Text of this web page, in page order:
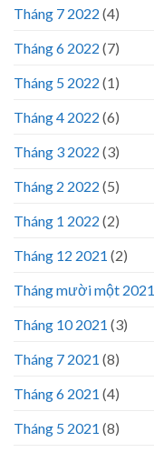
Tháng 7 2022 (4)
Tháng 6 2022 (7)
Tháng 5 2022 (1)
Tháng 4 2022 (6)
Tháng 3 2022 (3)
Tháng 2 2022 (5)
Tháng 1 2022 (2)
Tháng 12 2021 (2)
Tháng mười một 2021
Tháng 10 2021 (3)
Tháng 7 2021 (8)
Tháng 6 2021 (4)
Tháng 5 2021 (8)